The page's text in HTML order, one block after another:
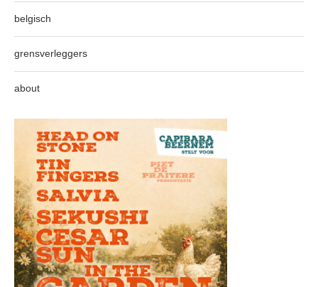
belgisch
grensverleggers
about